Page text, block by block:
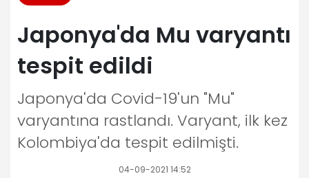
Japonya'da Mu varyantı
tespit edildi
Japonya'da Covid-19'un "Mu"
varyantına rastlandı. Varyant, ilk kez
Kolombiya'da tespit edilmişti.
04-09-2021 14:52